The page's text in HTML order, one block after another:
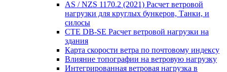
AS / NZS 1170.2 (2021) Расчет ветровой
нагрузки для круглых бункеров, Танки, и
силосы
CTE DB-SE Расчет ветровой нагрузки на
здания
Карта скорости ветра по почтовому индексу
Влияние топографии на ветровую нагрузку
Интегрированная ветровая нагрузка в